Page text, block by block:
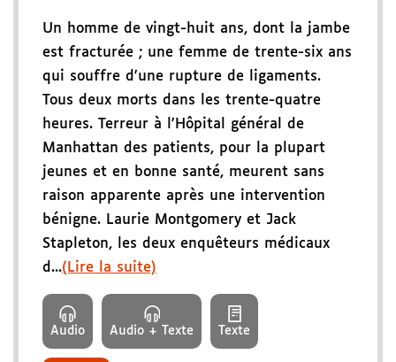
Un homme de vingt-huit ans, dont la jambe
est fracturée ; une femme de trente-six ans
qui souffre d'une rupture de ligaments.
Tous deux morts dans les trente-quatre
heures. Terreur à l'Hôpital général de
Manhattan des patients, pour la plupart
jeunes et en bonne santé, meurent sans
raison apparente après une intervention
bénigne. Laurie Montgomery et Jack
Stapleton, les deux enquêteurs médicaux
d...(Lire la suite)
Audio Audio + Texte Texte